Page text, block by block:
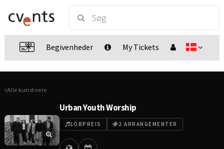
Begivenheder My Tickets
Alle kunstnere
Urban Youth Worship
LOBPREIS 2 ARRANGEMENTER